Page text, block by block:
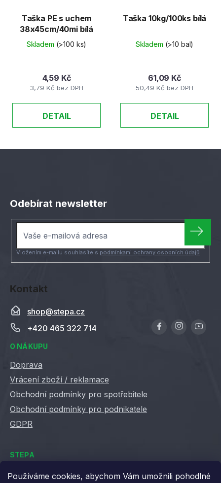
Používáme cookies, abychom Vám umožnili pohodlné
Taška PE s uchem
38x45cm/40mi bílá
Skladem (>100 ks)
3,79 Kč bez DPH
4,59 Kč
DETAIL
Taška 10kg/100ks bílá
Skladem (>10 bal)
50,49 Kč bez DPH
61,09 Kč
DETAIL
Kontakt
shop@stepa.cz
+420 465 322 714
O NÁKUPU
Doprava
Vrácení zboží / reklamace
Obchodní podmínky pro spotřebitele
Obchodní podmínky pro podnikatele
GDPR
STEPA
Kontakty
Odebírat newsletter
Vložením e-mailu souhlasíte s podmínkami ochrany osobních údajů